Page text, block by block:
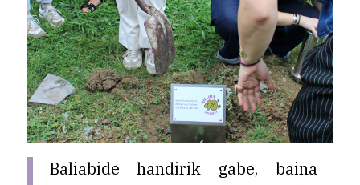
Baliabide handirik gabe, baina